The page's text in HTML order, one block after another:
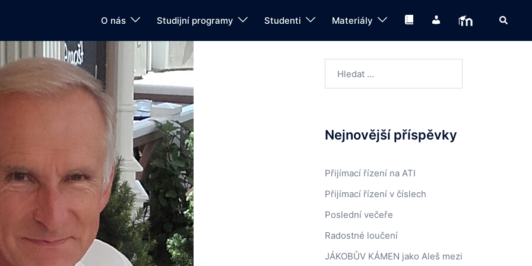
O nás Studijní programy Studenti Materiály Knihovna MoodleSearch
Nejnovější příspěvky
Přijímací řízení na ATI
Přijímací řízení v číslech
Poslední večeře
Radostné loučení
JÁKOBŮV KÁMEN jako Aleš mezi